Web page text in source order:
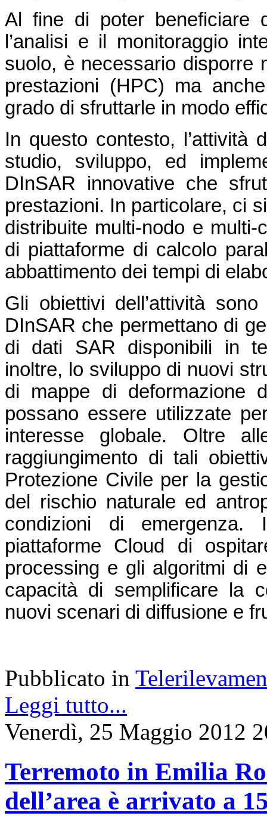
Al fine di poter beneficiare
l’analisi e il monitoraggio
suolo, è necessario disporre
prestazioni (HPC) ma
grado di sfruttarle in modo
In questo contesto, l’attività
studio, sviluppo, ed
DInSAR innovative che
prestazioni. In particolare, ci
distribuite multi-nodo e
di piattaforme di calcolo
abbattimento dei tempi di
Gli obiettivi dell’attività
DInSAR che permettano di
di dati SAR disponibili in
inoltre, lo sviluppo di nuovi
di mappe di deformazione
possano essere utilizzate
interesse globale. Oltre
raggiungimento di tali
Protezione Civile per la
del rischio naturale ed
condizioni di emergenza.
piattaforme Cloud di
processing e gli algoritmi di
capacità di semplificare la
nuovi scenari di diffusione e
Pubblicato in
Leggi tutto...
Venerdì, 25 Maggio 2012
Terremoto in Emilia
dell’area è arrivato a